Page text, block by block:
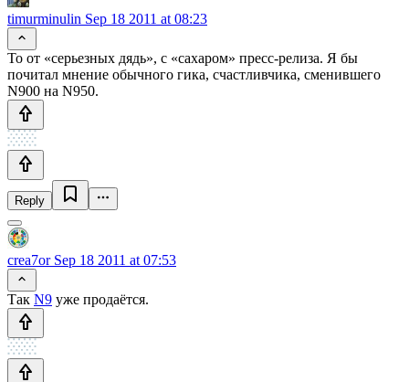
timurminulin Sep 18 2011 at 08:23
То от «серьезных дядь», с «сахаром» пресс-релиза. Я бы
почитал мнение обычного гика, счастливчика, сменившего
N900 на N950.
Reply
crea7orSep 18 2011 at 07:53
Так N9 уже продаётся.